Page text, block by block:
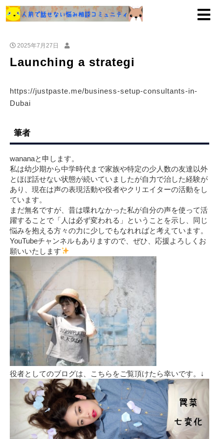
2025年7月27日
Launching a strategi
https://justpaste.me/business-setup-consultants-in-
Dubai
筆者
wananaと申します。
私は幼少期から中学時代まで家族や特定の少人数の友達以外
とほぼ話せない状態が続いていましたが自力で治した経験が
あり、現在は声の表現活動や役者やクリエイターの活動をし
ています。
まだ無名ですが、昔は喋れなかった私が自分の声を使って活
躍することで「人は必ず変われる」ということを示し、同じ
悩みを抱える方々の力に少しでもなれればと考えています。
YouTubeチャンネルもありますので、ぜひ、応援よろしくお
願いいたします
役者としてのブログは、こちらをご覧頂けたら幸いです。↓